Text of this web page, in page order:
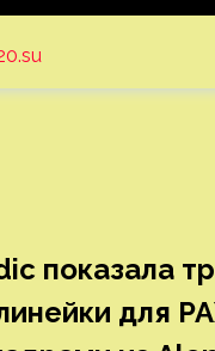
показала
для